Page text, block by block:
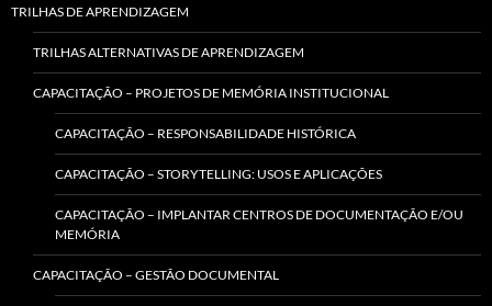
TRILHAS DE APRENDIZAGEM
TRILHAS ALTERNATIVAS DE APRENDIZAGEM
CAPACITAÇÃO – PROJETOS DE MEMÓRIA INSTITUCIONAL
CAPACITAÇÃO – RESPONSABILIDADE HISTÓRICA
CAPACITAÇÃO – STORYTELLING: USOS E APLICAÇÕES
CAPACITAÇÃO – IMPLANTAR CENTROS DE DOCUMENTAÇÃO E/OU
MEMÓRIA
CAPACITAÇÃO – GESTÃO DOCUMENTAL